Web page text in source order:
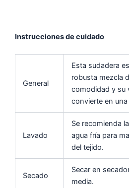
Instrucciones de cuidado
General
Esta sudadera
robusta mezcla
comodidad y su
convierte en
Lavado
Se recomienda
agua fría para
del tejido.
Secado
Secar en
media.